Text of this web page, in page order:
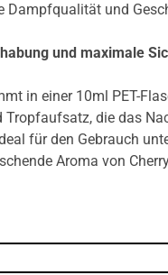
Dampfqualität und
und maximale
in einer 10ml PET-
Tropfaufsatz, die das
für den Gebrauch
Aroma von